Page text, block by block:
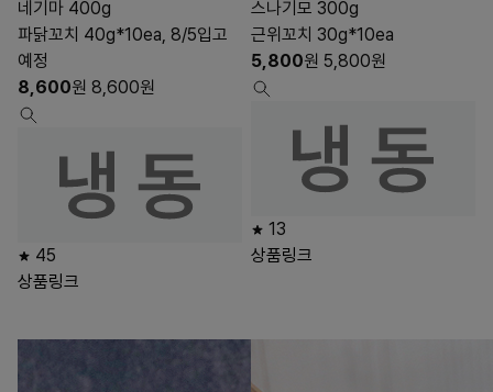
네기마 400g
파닭꼬치 40g*10ea, 8/5입고
예정
8,600원 8,600원
45
상품링크
스나기모 300g
근위꼬치 30g*10ea
5,800원 5,800원
13
상품링크